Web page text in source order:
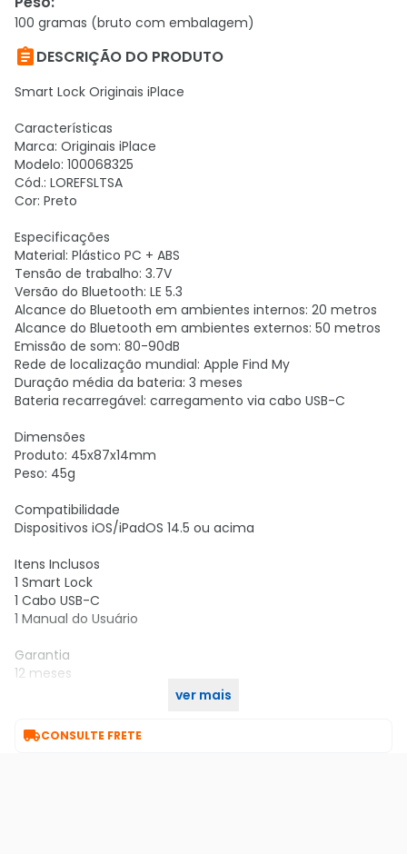
100 gramas (bruto com embalagem)
DESCRIÇÃO DO PRODUTO
Smart Lock Originais iPlace
Características
Marca: Originais iPlace
Modelo: 100068325
Cód.: LOREFSLTSA
Cor: Preto
Especificações
Material: Plástico PC + ABS
Tensão de trabalho: 3.7V
Versão do Bluetooth: LE 5.3
Alcance do Bluetooth em ambientes internos: 20 metros
Alcance do Bluetooth em ambientes externos: 50 metros
Emissão de som: 80-90dB
Rede de localização mundial: Apple Find My
Duração média da bateria: 3 meses
Bateria recarregável: carregamento via cabo USB-C
Dimensões
Produto: 45x87x14mm
Peso: 45g
Compatibilidade
Dispositivos iOS/iPadOS 14.5 ou acima
Itens Inclusos
1 Smart Lock
1 Cabo USB-C
1 Manual do Usuário
Garantia
12 meses
ver mais
CONSULTE FRETE